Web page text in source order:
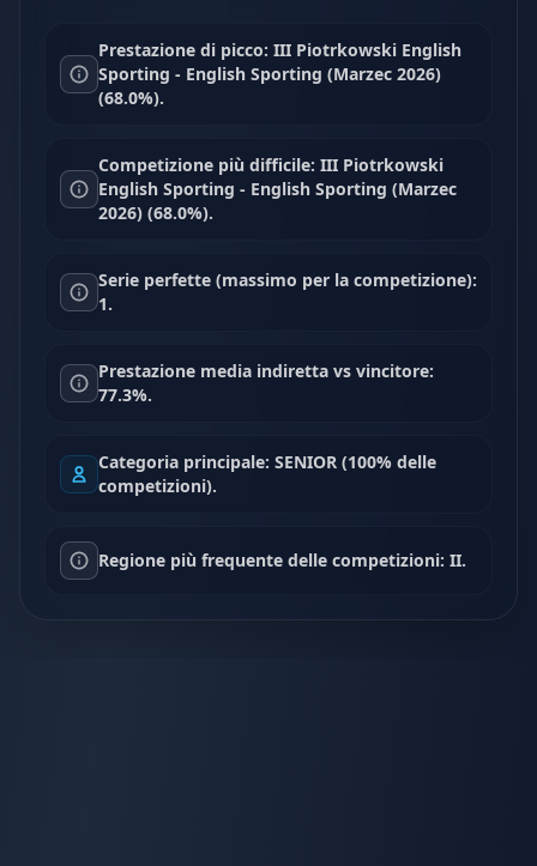
Prestazione di picco: III Piotrkowski English
Sporting - English Sporting (Marzec 2026)
(68.0%).
Competizione più difficile: III Piotrkowski
English Sporting - English Sporting (Marzec
2026) (68.0%).
Serie perfette (massimo per la competizione):
1.
Prestazione media indiretta vs vincitore:
77.3%.
Categoria principale: SENIOR (100% delle
competizioni).
Regione più frequente delle competizioni: II.